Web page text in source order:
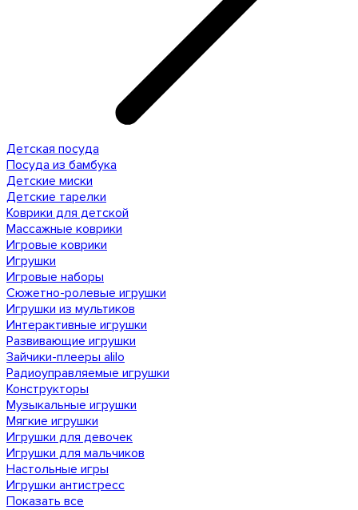
Детская посуда
Посуда из бамбука
Детские миски
Детские тарелки
Коврики для детской
Массажные коврики
Игровые коврики
Игрушки
Игровые наборы
Сюжетно-ролевые игрушки
Игрушки из мультиков
Интерактивные игрушки
Развивающие игрушки
Зайчики-плееры alilo
Радиоуправляемые игрушки
Конструкторы
Музыкальные игрушки
Мягкие игрушки
Игрушки для девочек
Игрушки для мальчиков
Настольные игры
Игрушки антистресс
Показать все